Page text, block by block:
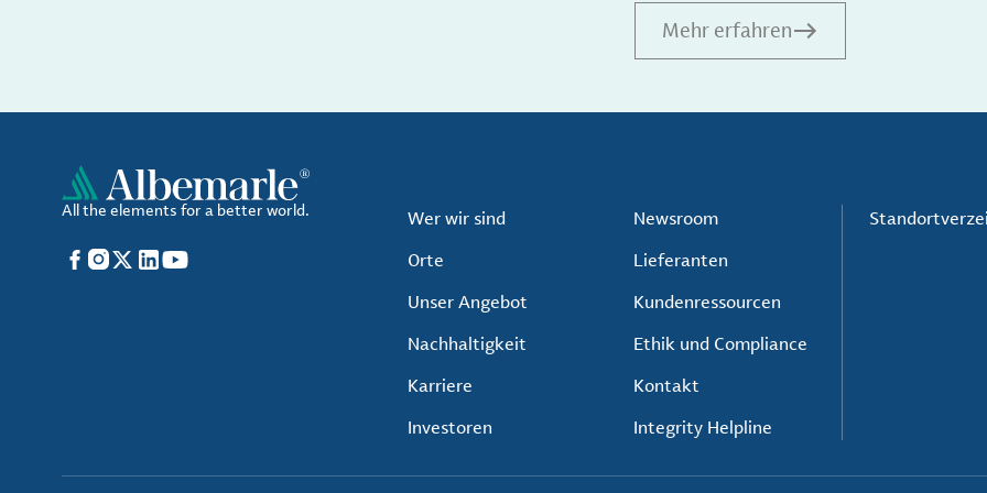
Mehr erfahren
All the elements for a better world.
Facebook
Instagram
X LinkedIn
YouTube
Wer wir sind
Orte
Unser Angebot
Nachhaltigkeit
Karriere
Investoren
Newsroom
Lieferanten
Kundenressourcen
Ethik und Compliance
Kontakt
Integrity Helpline